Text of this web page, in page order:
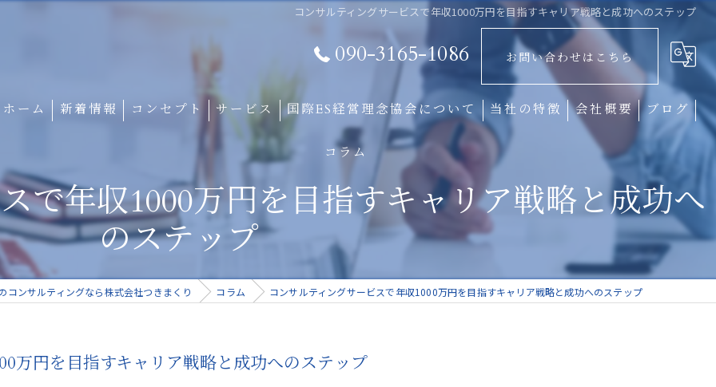
コンサルティングサービスで年収1000万円を目指すキャリア戦略と成功へのステップ
090-3165-1086 お問い合わせはこちら
ホーム 新着情報 コンセプト サービス 国際ES経営理念協会について 当社の特徴
経営理念
企業文化
社風
会社概要 ブログ
コラム
で年収1000万円を目指すキャリア戦略と成功へ
のステップ
コンサルティングなら株式会社つきまくり コラム コンサルティングサービスで年収1000万円を目指すキャリア戦略と成功へのステップ
万円を目指すキャリア戦略と成功へのステップ